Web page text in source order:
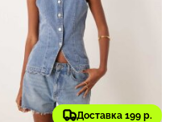
Доставка 199 р.